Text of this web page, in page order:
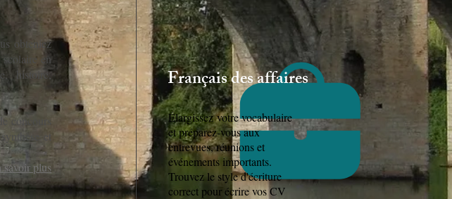
obteniez
en
histoire,
concours
et
savoir plus
Français des affaires
Élargissezvotre vocabulaire
et préparez-vous aux
entrevues, réunions et
événements importants.
Trouvez le style d'écriture
correct pour écrire vos CV